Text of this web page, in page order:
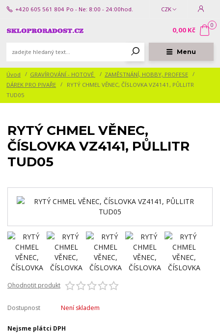
Menu
CZK
+420 605 561 804 Po - Ne: 8:00 - 24:00hod.
0
0,00 Kč
Úvod GRAVÍROVÁNÍ - HOTOVÉ
ZAMĚSTNÁNÍ, HOBBY, PROFESE
DÁREK PRO PIVAŘE
RYTÝ CHMEL VĚNEC, ČÍSLOVKA VZ4141, PŮLLITR
TUD05
RYTÝ CHMEL VĚNEC,
ČÍSLOVKA VZ4141, PŮLLITR
TUD05
Ohodnotit produkt
Dostupnost Není skladem
Nejsme plátci DPH